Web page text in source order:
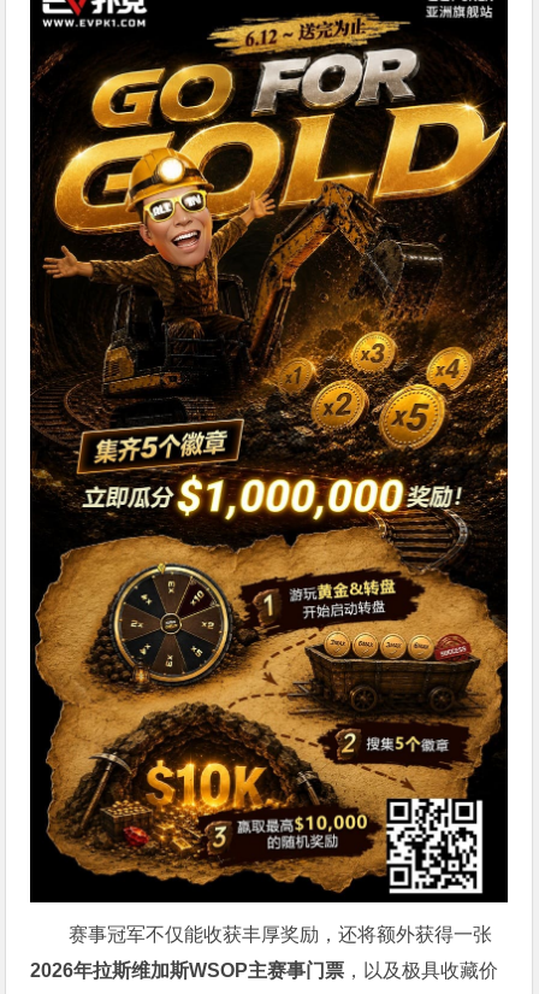
赛事冠军不仅能收获丰厚奖励，还将额外获得一张
2026年拉斯维加斯WSOP主赛事门票 ，以及极具收藏价